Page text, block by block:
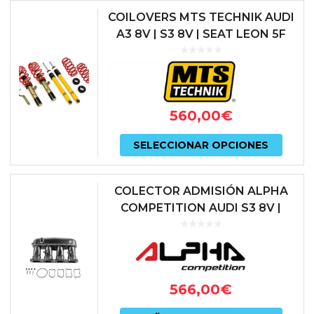
COILOVERS MTS TECHNIK AUDI
A3 8V | S3 8V | SEAT LEON 5F
OCTAVIA 5E INCL. RS | VW
GOLF...
560,00€
SELECCIONAR OPCIONES
Este
tiene
COLECTOR ADMISIÓN ALPHA
COMPETITION AUDI S3 8V |
CUPRA | SKODA OCTAVIA 5E
vRS | VO...
566,00€